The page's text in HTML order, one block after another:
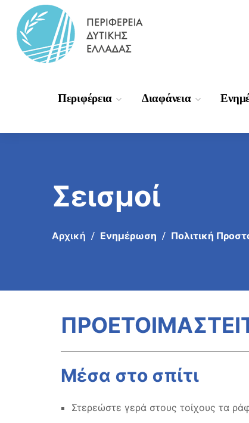
Περιφέρεια Διαφάνεια
Σεισμοί
Αρχική Ενημέρωση Πολιτική
Μέσα στο σπίτι
Στερεώστε γερά στους τοίχους τα